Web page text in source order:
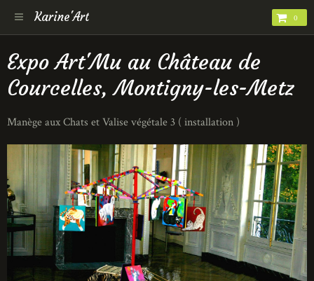
Karine'Art 0
Expo Art'Mu au Château de
Courcelles, Montigny-les-Metz
Manège aux Chats et Valise végétale 3 ( installation )